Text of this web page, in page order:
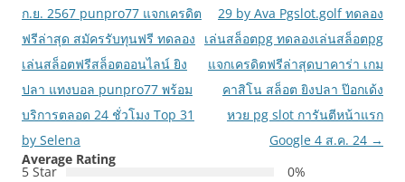
นำทาง
เรื่อง
ก.ย. 2567 punpro77 แจกเครดิต
ฟรีล่าสุด สมัครรับทุนฟรี ทดลอง
เล่นสล็อตฟรีสล็อตออนไลน์ ยิง
ปลา แทงบอล punpro77 พร้อม
บริการตลอด 24 ชั่วโมง Top 31
by Selena
29 by Ava Pgslot.golf ทดลอง
เล่นสล็อตpg ทดลองเล่นสล็อตpg
แจกเครดิตฟรีล่าสุดบาคาร่า เกม
คาสิโน สล็อต ยิงปลา ป๊อกเด้ง
หวย pg slot การันตีหน้าแรก
Google 4 ส.ค. 24 →
Average Rating
5 Star
0%